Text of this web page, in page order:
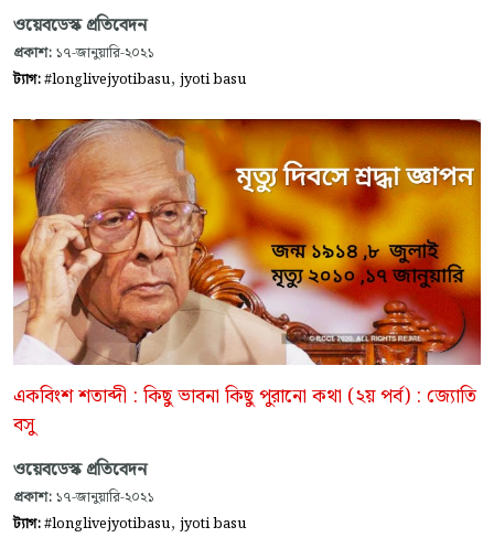
ওয়েবডেস্ক প্রতিবেদন
প্রকাশ: ১৭-জানুয়ারি-২০২১
ট্যাগ:#longlivejyotibasu, jyoti basu
একবিংশ শতাব্দী : কিছু ভাবনা কিছু পুরানো কথা (২য় পর্ব) : জ্যোতি
বসু
ওয়েবডেস্ক প্রতিবেদন
প্রকাশ: ১৭-জানুয়ারি-২০২১
ট্যাগ:#longlivejyotibasu, jyoti basu